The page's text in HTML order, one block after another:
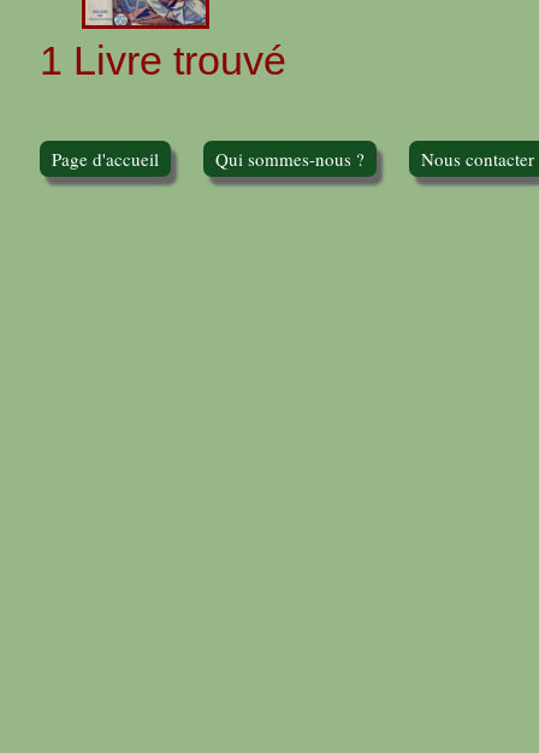
1 Livre trouvé
Page d'accueil Qui sommes-nous ? Nous contacter